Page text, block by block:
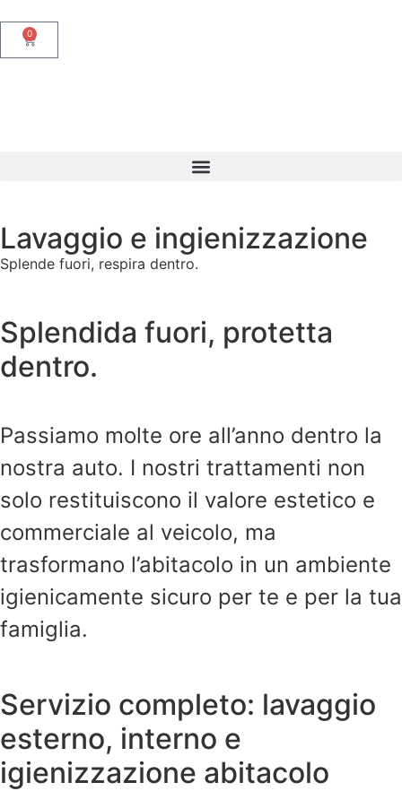
0
Lavaggio e ingienizzazione
Splende fuori, respira dentro.
Splendida fuori, protetta
dentro.
Passiamo molte ore all’anno dentro la
nostra auto. I nostri trattamenti non
solo restituiscono il valore estetico e
commerciale al veicolo, ma
trasformano l’abitacolo in un ambiente
igienicamente sicuro per te e per la tua
famiglia.
Servizio completo: lavaggio
esterno, interno e
igienizzazione abitacolo